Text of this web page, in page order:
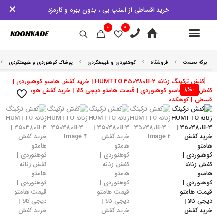
خرید اقساطی از اسنپ پی ، بدون بهره و کارمزد ✕
0
0
برگه نخست فروشگاه کوهنوردی و طبیعتگردی پوشاک کوهنوردی و طبیعتگردی
-8%